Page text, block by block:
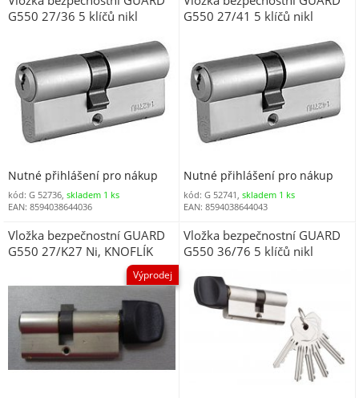
G550 27/36 5 klíčů nikl
Nutné přihlášení pro nákup
kód: G 52736, skladem 1 ks
EAN: 8594038644036
G550 27/41 5 klíčů nikl
Nutné přihlášení pro nákup
kód: G 52741,skladem 1 ks
EAN: 8594038644043
Vložka bezpečnostní GUARD
G550 27/K27 Ni, KNOFLÍK
Výprodej
Vložka bezpečnostní GUARD
G550 36/76 5 klíčů nikl